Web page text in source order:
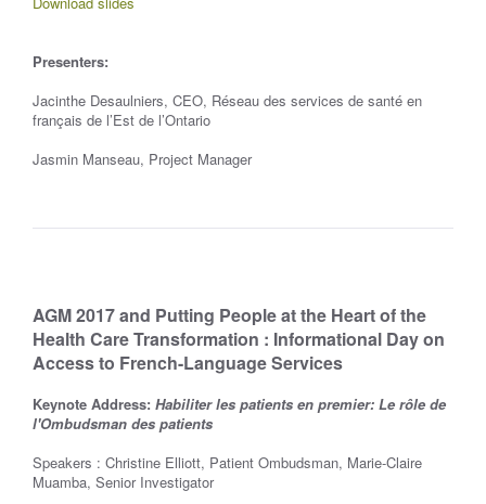
Presenters:
Jacinthe Desaulniers, CEO, Réseau des services de santé en
français de l’Est de l’Ontario
Jasmin Manseau, Project Manager
AGM 2017 and Putting People at the Heart of the
Health Care Transformation : Informational Day on
Access to French-Language Services
Keynote Address: Habiliter les patients en premier: Le rôle de
l'Ombudsman des patients
Speakers : Christine Elliott, Patient Ombudsman, Marie-Claire
Muamba, Senior Investigator